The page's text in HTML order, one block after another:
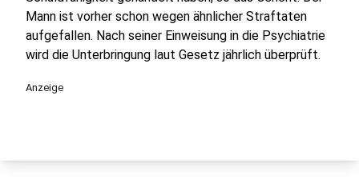
Mann ist vorher schon wegen ähnlicher Straftaten
aufgefallen. Nach seiner Einweisung in die Psychiatrie
wird die Unterbringung laut Gesetz jährlich überprüft.
Anzeige